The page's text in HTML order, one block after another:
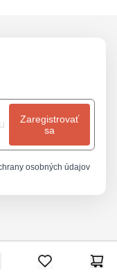
items in
Zaregistrovať
sa
osobných údajov